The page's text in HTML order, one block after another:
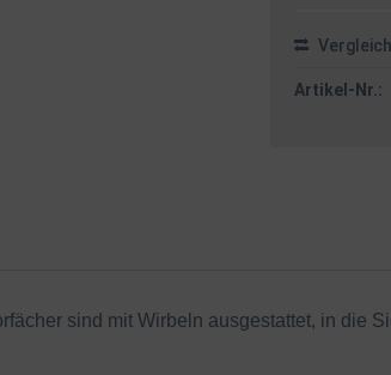
Artikel-Nr.:
sind mit Wirbeln ausgestattet, in die